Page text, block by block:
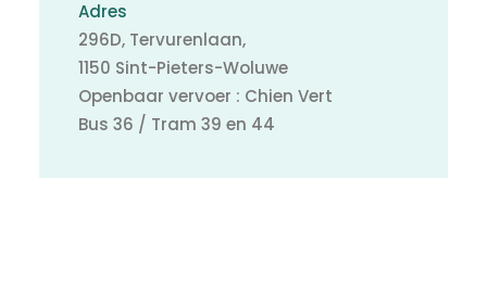
Adres
296D, Tervurenlaan,
1150 Sint-Pieters-Woluwe
Openbaar vervoer : Chien Vert
Bus 36 / Tram 39 en 44